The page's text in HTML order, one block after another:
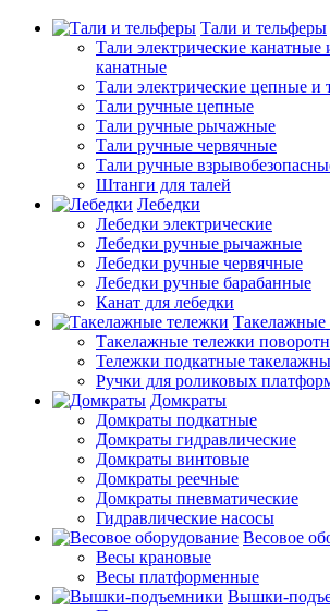
Тали и тельферы
Тали электрические канатные
канатные
Тали электрические цепные и
Тали ручные цепные
Тали ручные рычажные
Тали ручные червячные
Тали ручные
Штанги для талей
Лебедки
Лебедки электрические
Лебедки ручные рычажные
Лебедки ручные червячные
Лебедки ручные барабанные
Канат для лебедки
Такелажные
Такелажные тележки
Тележки подкатные
Ручки для роликовых
Домкраты
Домкраты подкатные
Домкраты гидравлические
Домкраты винтовые
Домкраты реечные
Домкраты пневматические
Гидравлические насосы
Весовое
Весы крановые
Весы платформенные
Вышки-